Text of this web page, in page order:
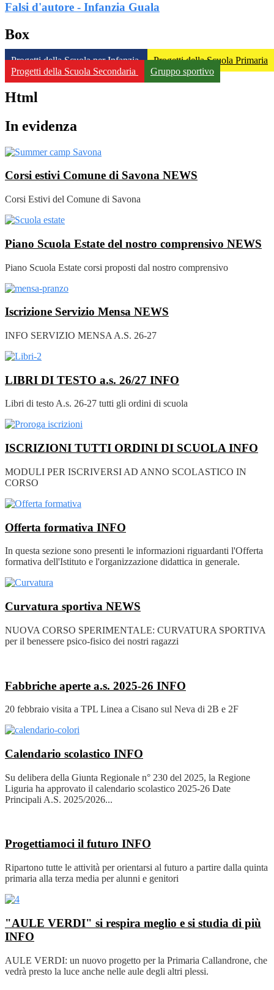
Falsi d'autore - Infanzia Guala
Box
Progetti della Scuola per Infanzia
Progetti della Scuola Primaria
Progetti della Scuola Secondaria
Gruppo sportivo
Html
In evidenza
Corsi estivi Comune di Savona NEWS
Corsi Estivi del Comune di Savona
Piano Scuola Estate del nostro comprensivo NEWS
Piano Scuola Estate corsi proposti dal nostro comprensivo
Iscrizione Servizio Mensa NEWS
INFO SERVIZIO MENSA A.S. 26-27
LIBRI DI TESTO a.s. 26/27 INFO
Libri di testo A.s. 26-27 tutti gli ordini di scuola
ISCRIZIONI TUTTI ORDINI DI SCUOLA INFO
MODULI PER ISCRIVERSI AD ANNO SCOLASTICO IN
CORSO
Offerta formativa INFO
In questa sezione sono presenti le informazioni riguardanti l'Offerta
formativa dell'Istituto e l'organizzazione didattica in generale.
Curvatura sportiva NEWS
NUOVA CORSO SPERIMENTALE: CURVATURA SPORTIVA
per il benessere psico-fisico dei nostri ragazzi
Fabbriche aperte a.s. 2025-26 INFO
20 febbraio visita a TPL Linea a Cisano sul Neva di 2B e 2F
Calendario scolastico INFO
Su delibera della Giunta Regionale n° 230 del 2025, la Regione
Liguria ha approvato il calendario scolastico 2025-26 Date
Principali A.S. 2025/2026...
Progettiamoci il futuro INFO
Ripartono tutte le attività per orientarsi al futuro a partire dalla quinta
primaria alla terza media per alunni e genitori
"AULE VERDI" si respira meglio e si studia di più
INFO
AULE VERDI: un nuovo progetto per la Primaria Callandrone, che
vedrà presto la luce anche nelle aule degli altri plessi.